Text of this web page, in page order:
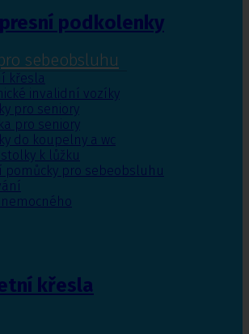
podkolenky
sebeobsluhu
křesla
invalidní vozíky
pro seniory
pro seniory
do koupelny a wc
k lůžku
pomůcky pro sebeobsluhu
nemocného
křesla